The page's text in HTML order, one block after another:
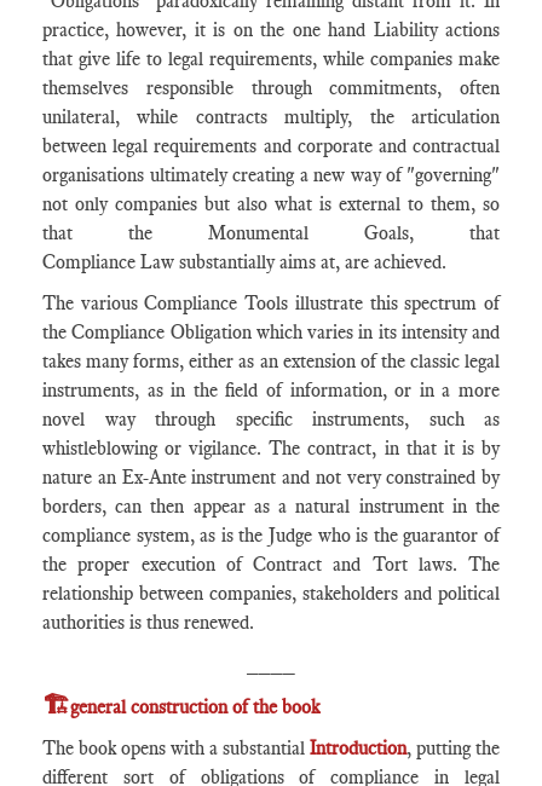
practice, however, it is on the one hand Liability actions
that give life to legal requirements, while companies make
themselves responsible through commitments, often
unilateral, while contracts multiply, the articulation
between legal requirements and corporate and contractual
organisations ultimately creating a new way of "governing"
not only companies but also what is external to them, so
that the Monumental Goals, that
Compliance Law substantially aims at, are achieved.
The various Compliance Tools illustrate this spectrum of
the Compliance Obligation which varies in its intensity and
takes many forms, either as an extension of the classic legal
instruments, as in the field of information, or in a more
novel way through specific instruments, such as
whistleblowing or vigilance. The contract, in that it is by
nature an Ex-Ante instrument and not very constrained by
borders, can then appear as a natural instrument in the
compliance system, as is the Judge who is the guarantor of
the proper execution of Contract and Tort laws. The
relationship between companies, stakeholders and political
authorities is thus renewed.
🏗️general construction of the book
The book opens with a substantial Introduction, putting the
different sort of obligations of compliance in legal